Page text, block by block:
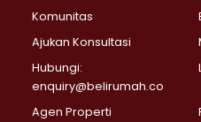
Properti Dijual di Pondok
Properti Dijual di Lenteng
Properti Dijual di Senayan >
Properti Dijual di Pondok
Komunitas
Ajukan Konsultasi
Hubungi:
enquiry@belirumah.co
Agen Properti